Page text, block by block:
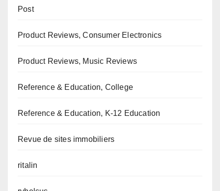
Post
Product Reviews, Consumer Electronics
Product Reviews, Music Reviews
Reference & Education, College
Reference & Education, K-12 Education
Revue de sites immobiliers
ritalin